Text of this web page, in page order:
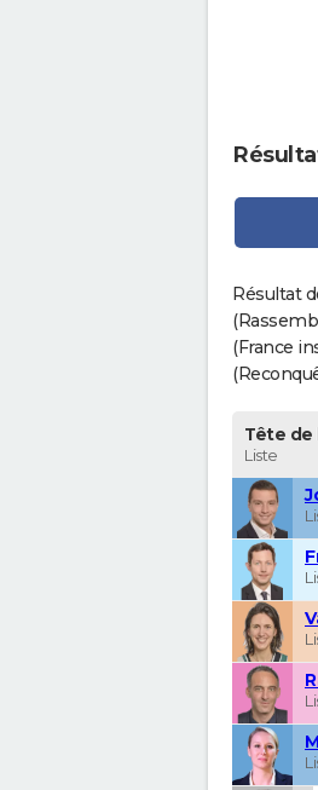
Résultat
(France
Tête de
Liste